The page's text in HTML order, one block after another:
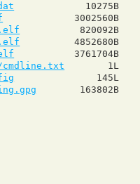
10275B
3002560B
820092B
4852680B
3761704B
cmdline.txt
1L
145L
163802B